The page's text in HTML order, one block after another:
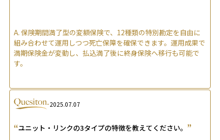
A. 保険期間満了型の変額保険で、12種類の特別勘定を自由に
組み合わせて運用しつつ死亡保障を確保できます。運用成果で
満期保険金が変動し、払込満了後に終身保険へ移行も可能で
す。
2025.07.07
“ユニット・リンクの3タイプの特徴を教えてください。 ”